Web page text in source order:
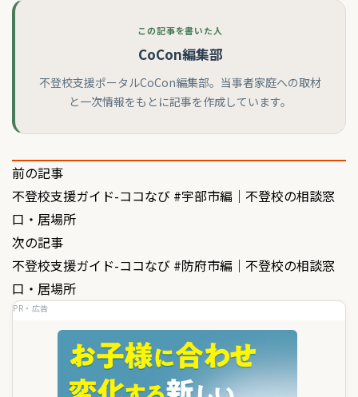
この記事を書いた人
CoCon編集部
不登校支援ポータルCoCon編集部。当事者家庭への取材
と一次情報をもとに記事を作成しています。
投
稿
ナ
ビ
ゲ
前の記事
不登校支援ガイド-ココなび #宇部市編｜不登校の相談窓
口・居場所
次の記事
不登校支援ガイド-ココなび #防府市編｜不登校の相談窓
口・居場所
PR・広告